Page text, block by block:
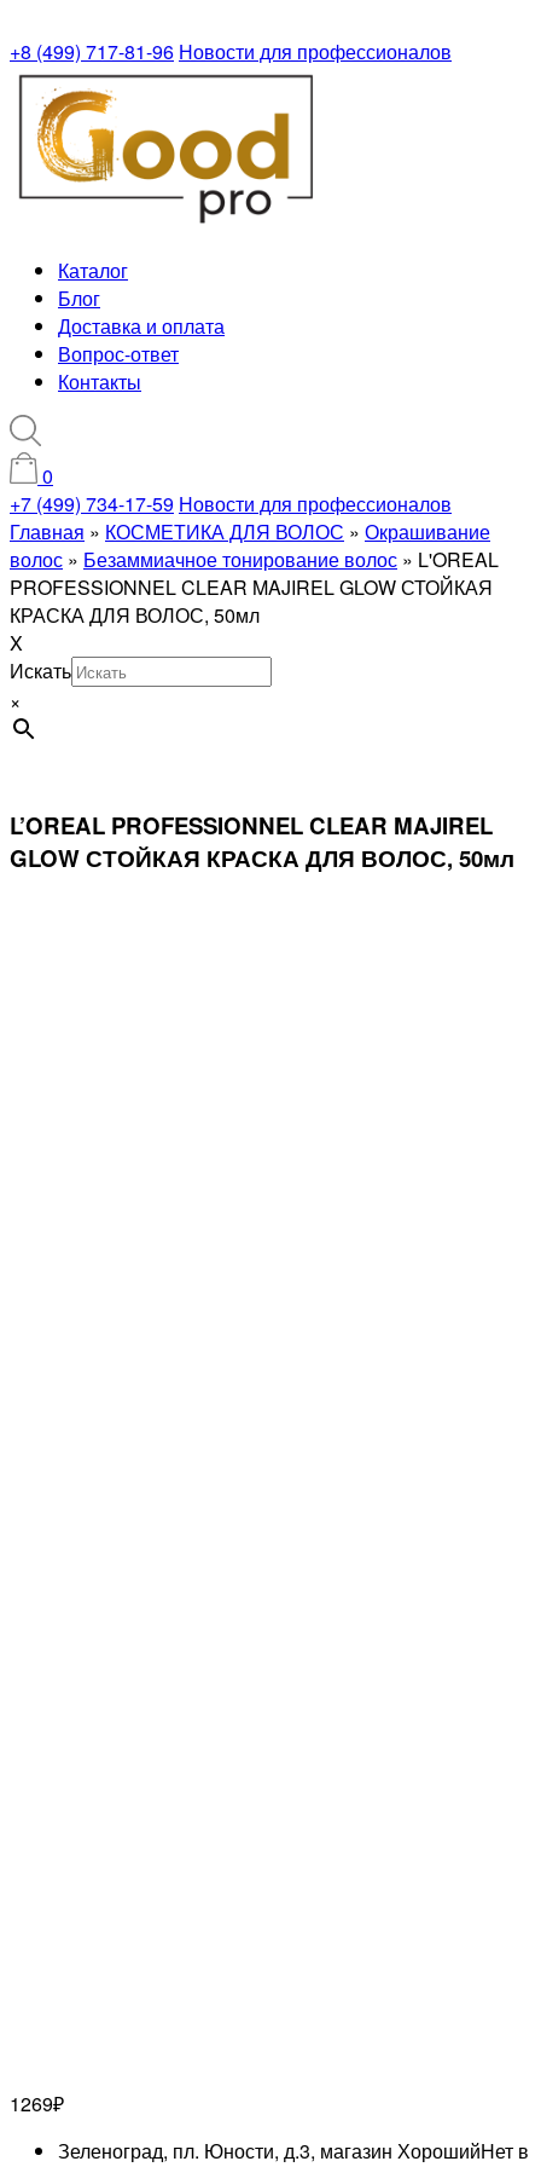
+8 (499) 717-81-96 Новости для профессионалов
Каталог
Блог
Доставка и оплата
Вопрос-ответ
Контакты
0
+7 (499) 734-17-59 Новости для профессионалов
Главная » КОСМЕТИКА ДЛЯ ВОЛОС » Окрашивание
волос » Безаммиачное тонирование волос » L'OREAL
PROFESSIONNEL CLEAR MAJIREL GLOW СТОЙКАЯ
КРАСКА ДЛЯ ВОЛОС, 50мл
X
Искать
×
L’OREAL PROFESSIONNEL CLEAR MAJIREL
GLOW СТОЙКАЯ КРАСКА ДЛЯ ВОЛОС, 50мл
1269₽
Зеленоград, пл. Юности, д.3, магазин ХорошийНет в